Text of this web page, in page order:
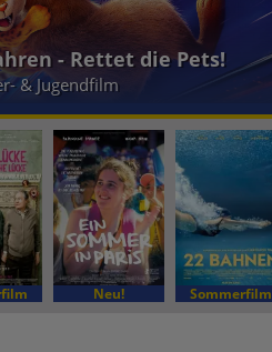
- Rettet die Pets!
& Jugendfilm
Neu! Sommerfilm